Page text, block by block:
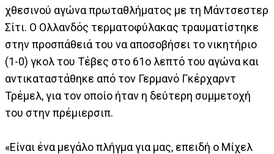
χθεσινού αγώνα πρωταθλήματος με τη Μάντσεστερ
Σίτι. Ο Ολλανδός τερματοφύλακας τραυματίστηκε
στην προσπάθειά του να αποσοβήσει το νικητήριο
(1-0) γκολ του Τέβες στο 61ο λεπτό του αγώνα και
αντικαταστάθηκε από τον Γερμανό Γκέρχαρντ
Τρέμελ, για τον οποίο ήταν η δεύτερη συμμετοχή
του στην πρέμιερσιπ.
«Είναι ένα μεγάλο πλήγμα για μας, επειδή ο Μίχελ